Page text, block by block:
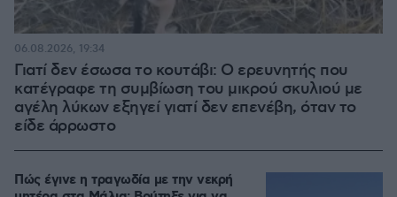
Γιατί δεν έσωσα το κουτάβι: Ο ερευνητής που
κατέγραφε τη συμβίωση του μικρού σκυλιού με
αγέλη λύκων εξηγεί γιατί δεν επενέβη, όταν το
είδε άρρωστο
06.08.2026, 19:34
Πώς έγινε η τραγωδία με την νεκρή